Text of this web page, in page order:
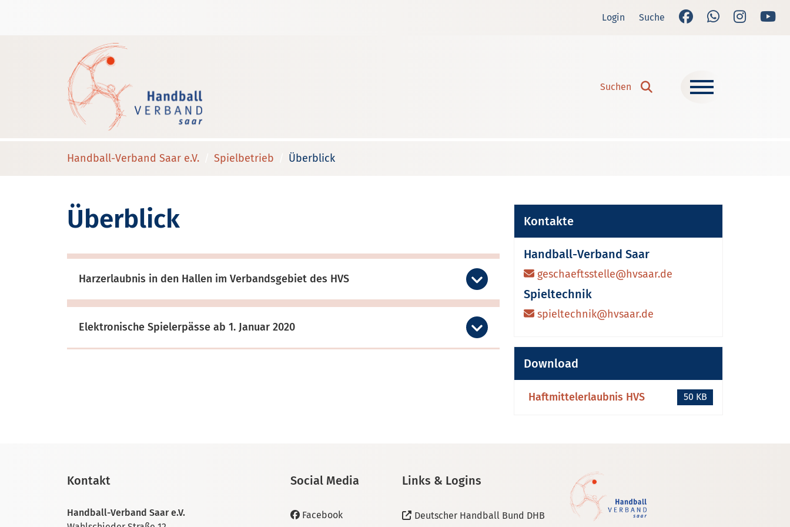
Login Suche
Suchen Suchen
Handball-Verband Saar e.V. Spielbetrieb Überblick
Überblick
Harzerlaubnis in den Hallen im Verbandsgebiet des HVS
Elektronische Spielerpässe ab 1. Januar 2020
Kontakte
Handball-Verband Saar
geschaeftsstelle@hvsaar.de
Spieltechnik
spieltechnik@hvsaar.de
Download
Haftmittelerlaubnis HVS 50 KB
Kontakt
Handball-Verband Saar e.V.
Social Media
Facebook
Links & Logins
Deutscher Handball Bund DHB